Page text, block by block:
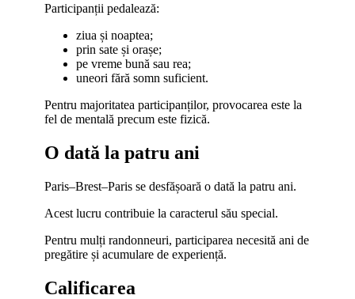
Participanții pedalează:
ziua și noaptea;
prin sate și orașe;
pe vreme bună sau rea;
uneori fără somn suficient.
Pentru majoritatea participanților, provocarea este la
fel de mentală precum este fizică.
O dată la patru ani
Paris–Brest–Paris se desfășoară o dată la patru ani.
Acest lucru contribuie la caracterul său special.
Pentru mulți randonneuri, participarea necesită ani de
pregătire și acumulare de experiență.
Calificarea